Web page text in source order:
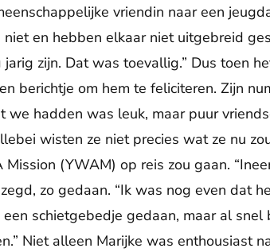
vriendin naar een
en hebben elkaar niet uitgebreid
zijn. Dat was toevallig.” Dus toen
berichtje om hem te feliciteren. Zijn
hadden was leuk, maar puur
wisten ze niet precies wat ze nu
(YWAM) op reis zou gaan.
zo gedaan. “Ik was nog even dat
een schietgebedje gedaan, maar al
Niet alleen Marijke was enthousiast